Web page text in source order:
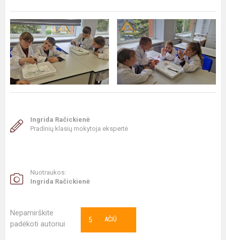
Ingrida Račickienė
Pradinių klasių mokytoja ekspertė
Nuotraukos:
Ingrida Račickienė
Nepamirškite
padėkoti autoriui
AČIŪ
5